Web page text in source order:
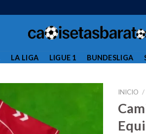
LA LIGA LIGUE 1 BUNDESLIGA
INICIO /